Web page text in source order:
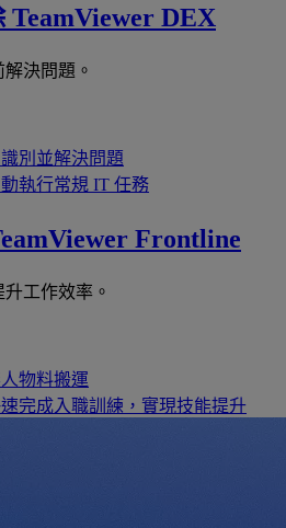
TeamViewer DEX
決問題。
識別並解決問題
執行常規 IT 任務
Frontline
工作效率。
物料搬運
完成入職訓練，實現技能提升